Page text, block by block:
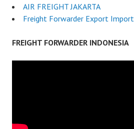
AIR FREIGHT JAKARTA
Freight Forwarder Export Import
FREIGHT FORWARDER INDONESIA